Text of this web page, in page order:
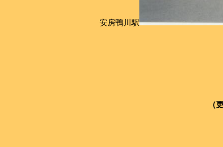
安房鴨川駅
（